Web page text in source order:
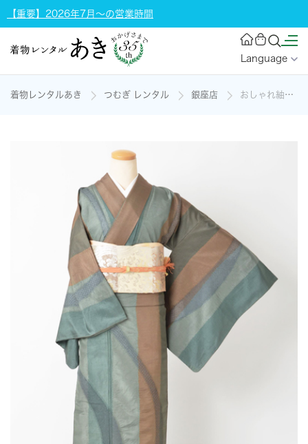
【重要】2026年7月～の営業時間
Language
着物レンタルあき つむぎ レンタル 銀座店 おしゃれ紬の着物レンタル